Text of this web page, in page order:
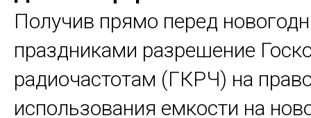
Получив прямо перед
праздниками разрешение
радиочастотам (ГКРЧ) на
использования емкости на